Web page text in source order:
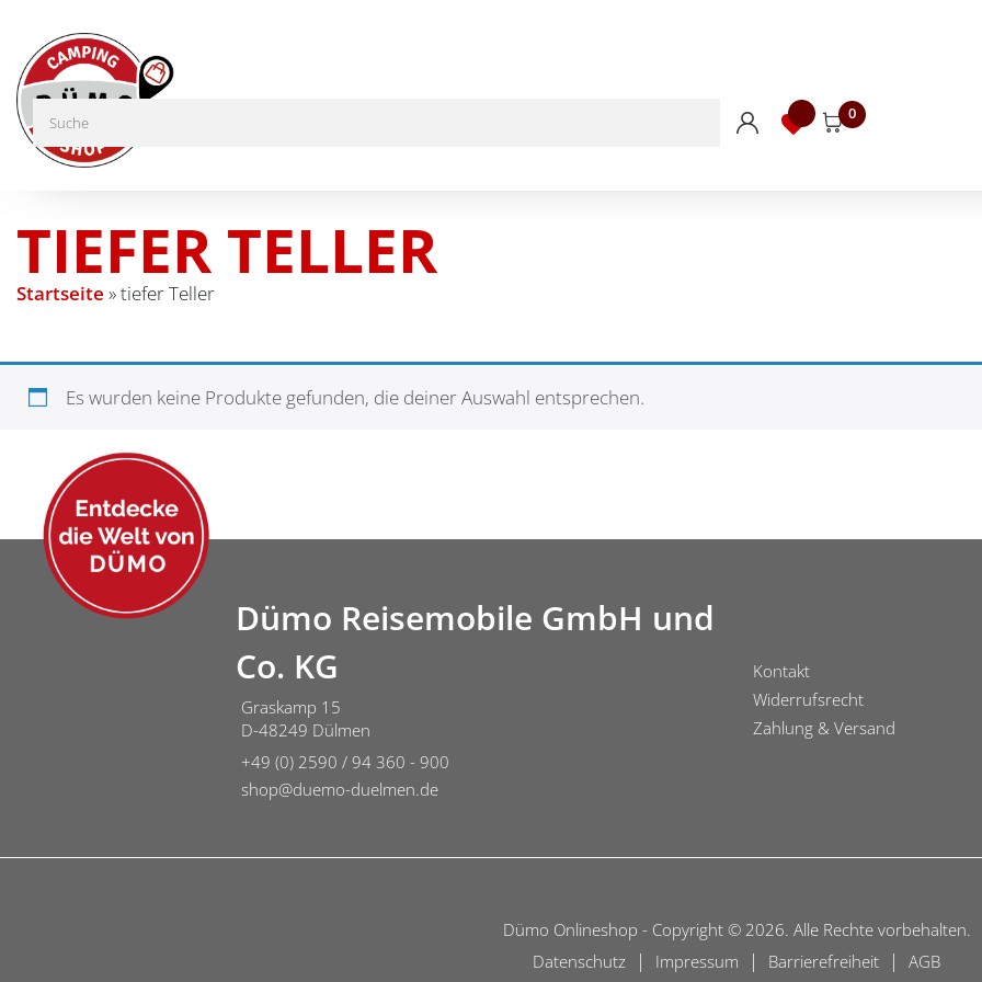
0
TIEFER TELLER
Startseite »tiefer Teller
Es wurden keine Produkte gefunden, die deiner Auswahl entsprechen.
Dümo Reisemobile GmbH und
Co. KG
Graskamp 15
D-48249 Dülmen
+49 (0) 2590 / 94 360 - 900
shop@duemo-duelmen.de
Kontakt
Widerrufsrecht
Zahlung & Versand
Dümo Onlineshop - Copyright © 2026. Alle Rechte vorbehalten.
Datenschutz
| Impressum | Barrierefreiheit | AGB